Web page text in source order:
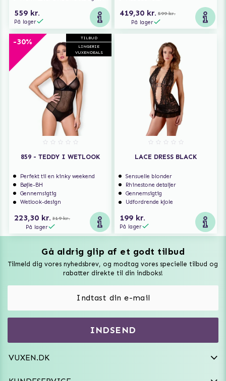
559 kr.
På lager
419,30 kr. 599 kr.
På lager
TILBUD
LINGERIE
VUXENDEALS
-30%
859 - TEDDY I WETLOOK
Perfekt til en kinky weekend
Bøjle-BH
Gennemsigtig
Wetlook-design
223,30 kr. 319 kr.
På lager
LACE DRESS BLACK
Sensuelle blonder
Rhinestone detaljer
Gennemsigtig
Udfordrende kjole
199 kr.
På lager
Gå aldrig glip af et godt tilbud
Tilmeld dig vores nyhedsbrev, og modtag vores specielle tilbud og
rabatter direkte til din indboks!
INDSEND
VUXEN.DK
VAT: SE556744520901
kundeservice@vuxen.dk
Vuxen Magazine
Vibratorer